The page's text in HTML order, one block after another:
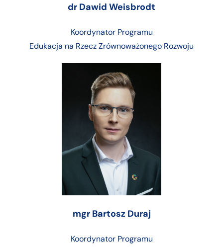
dr Dawid Weisbrodt
Koordynator Programu
Edukacja na Rzecz Zrównoważonego Rozwoju
mgr Bartosz Duraj
Koordynator Programu